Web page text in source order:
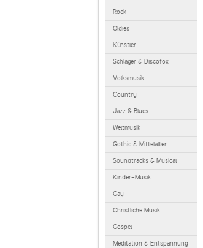
Rock
Oldies
Künstler
Schlager & Discofox
Volksmusik
Country
Jazz & Blues
Weltmusik
Gothic & Mittelalter
Soundtracks & Musical
Kinder-Musik
Gay
Christliche Musik
Gospel
Meditation & Entspannung